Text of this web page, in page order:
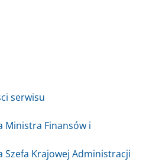
serwisu
Ministra Finansów i
Szefa Krajowej Administracji